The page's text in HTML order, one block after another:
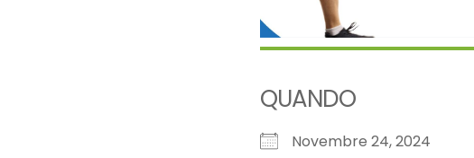
QUANDO
Novembre 24, 2024